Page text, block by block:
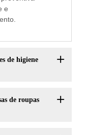
e
de higiene
de roupas